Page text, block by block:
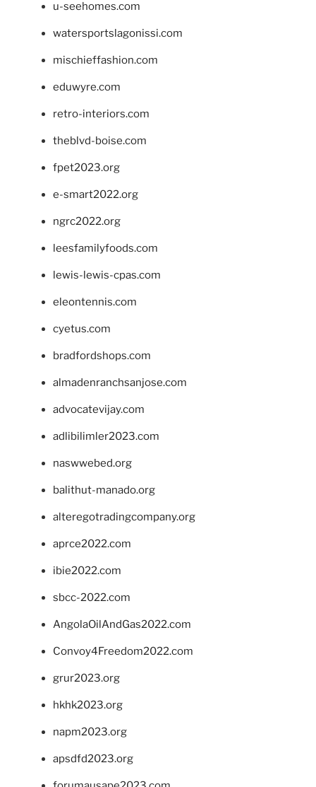
u-seehomes.com
watersportslagonissi.com
mischieffashion.com
eduwyre.com
retro-interiors.com
theblvd-boise.com
fpet2023.org
e-smart2022.org
ngrc2022.org
leesfamilyfoods.com
lewis-lewis-cpas.com
eleontennis.com
cyetus.com
bradfordshops.com
almadenranchsanjose.com
advocatevijay.com
adlibilimler2023.com
naswwebed.org
balithut-manado.org
alteregotradingcompany.org
aprce2022.com
ibie2022.com
sbcc-2022.com
AngolaOilAndGas2022.com
Convoy4Freedom2022.com
grur2023.org
hkhk2023.org
napm2023.org
apsdfd2023.org